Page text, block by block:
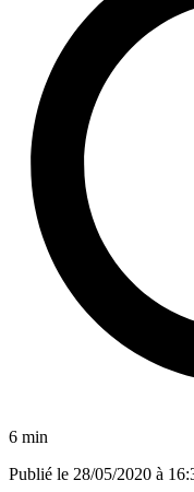
6 min
Publié le 28/05/2020 à